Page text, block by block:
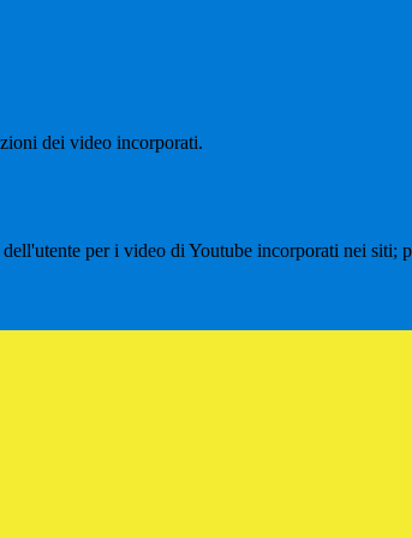
dei video incorporati.
per i video di Youtube incorporati nei